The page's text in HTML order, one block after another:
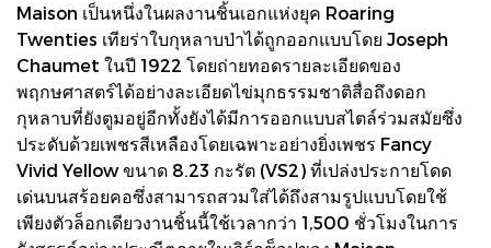
Maison เป็นหนึ่งในผลงานชิ้นเอกแห่งยุค Roaring
Twenties เทียร่าใบกุหลาบป่าได้ถูกออกแบบโดย Joseph
Chaumet ในปี 1922 โดยถ่ายทอดรายละเอียดของ
พฤกษศาสตร์ได้อย่างละเอียดไข่มุกธรรมชาติสื่อถึงดอก
กุหลาบที่ยังตูมอยู่อีกทั้งยังได้มีการออกแบบสไตล์ร่วมสมัยซึ่ง
ประดับด้วยเพชรสีเหลืองโดยเฉพาะอย่างยิ่งเพชร Fancy
Vivid Yellow ขนาด 8.23 กะรัต (VS2) ที่เปล่งประกายโดด
เด่นบนสร้อยคอซึ่งสามารถสวมใส่ได้ถึงสามรูปแบบโดยใช้
เพียงตัวล็อกเดียวงานชิ้นนี้ใช้เวลากว่า 1,500 ชั่วโมงในการ